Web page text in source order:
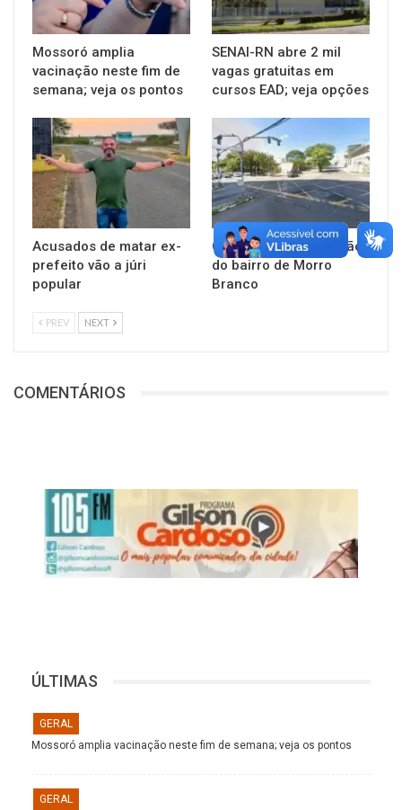
Mossoró amplia
vacinação neste fim de
semana; veja os pontos
SENAI-RN abre 2 mil
vagas gratuitas em
cursos EAD; veja opções
Acusados de matar ex-
prefeito vão a júri
popular
Câmara aprova criação
do bairro de Morro
Branco
PREV NEXT
COMENTÁRIOS
ÚLTIMAS
GERAL
Mossoró amplia vacinação neste fim de semana; veja os pontos
GERAL